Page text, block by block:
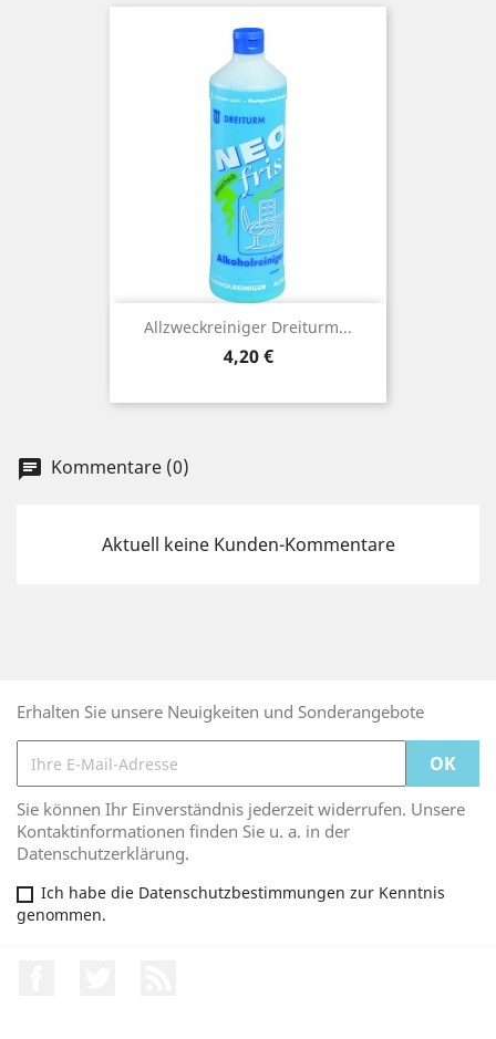
Allzweckreiniger Dreiturm...
Preis
4,20 €
chat Kommentare (0)
Aktuell keine Kunden-Kommentare
Erhalten Sie unsere Neuigkeiten und Sonderangebote
Sie können Ihr Einverständnis jederzeit widerrufen. Unsere
Kontaktinformationen finden Sie u. a. in der
Datenschutzerklärung.
Ich habe die Datenschutzbestimmungen zur Kenntnis
genommen.